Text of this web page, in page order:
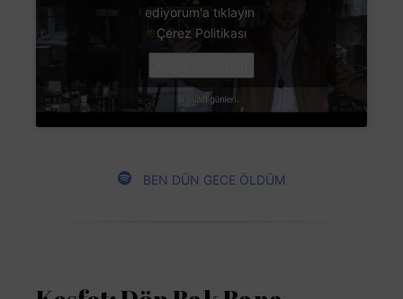
ediyorum'a tıklayın
Çerez Politikası
BEN DÜN GECE ÖLDÜM